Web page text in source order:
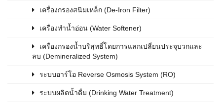
เครื่องกรองสนิมเหล็ก (De-Iron Filter)
เครื่องทำน้ำอ่อน (Water Softener)
เครื่องกรองน้ำบริสุทธิ์โดยการแลกเปลี่ยนประจุบวกและ
ลบ (Demineralized System)
ระบบอาร์โอ Reverse Osmosis System (RO)
ระบบผลิตน้ำดื่ม (Drinking Water Treatment)